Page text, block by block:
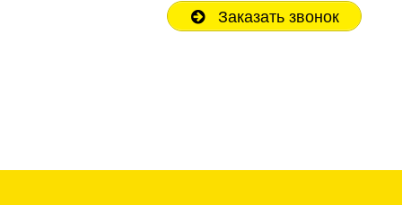
Заказать звонок